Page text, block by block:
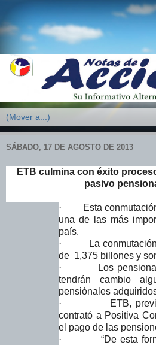
SÁBADO, 17 DE AGOSTO DE 2013
ETB culmina con éxito
pasivo
·
Esta
una de las más
país.
·
La
de 1,375 billones y
·
Los
tendrán cambio
pensiónales
·
ETB,
contrató a Positiva
el pago de las
·
“De esta